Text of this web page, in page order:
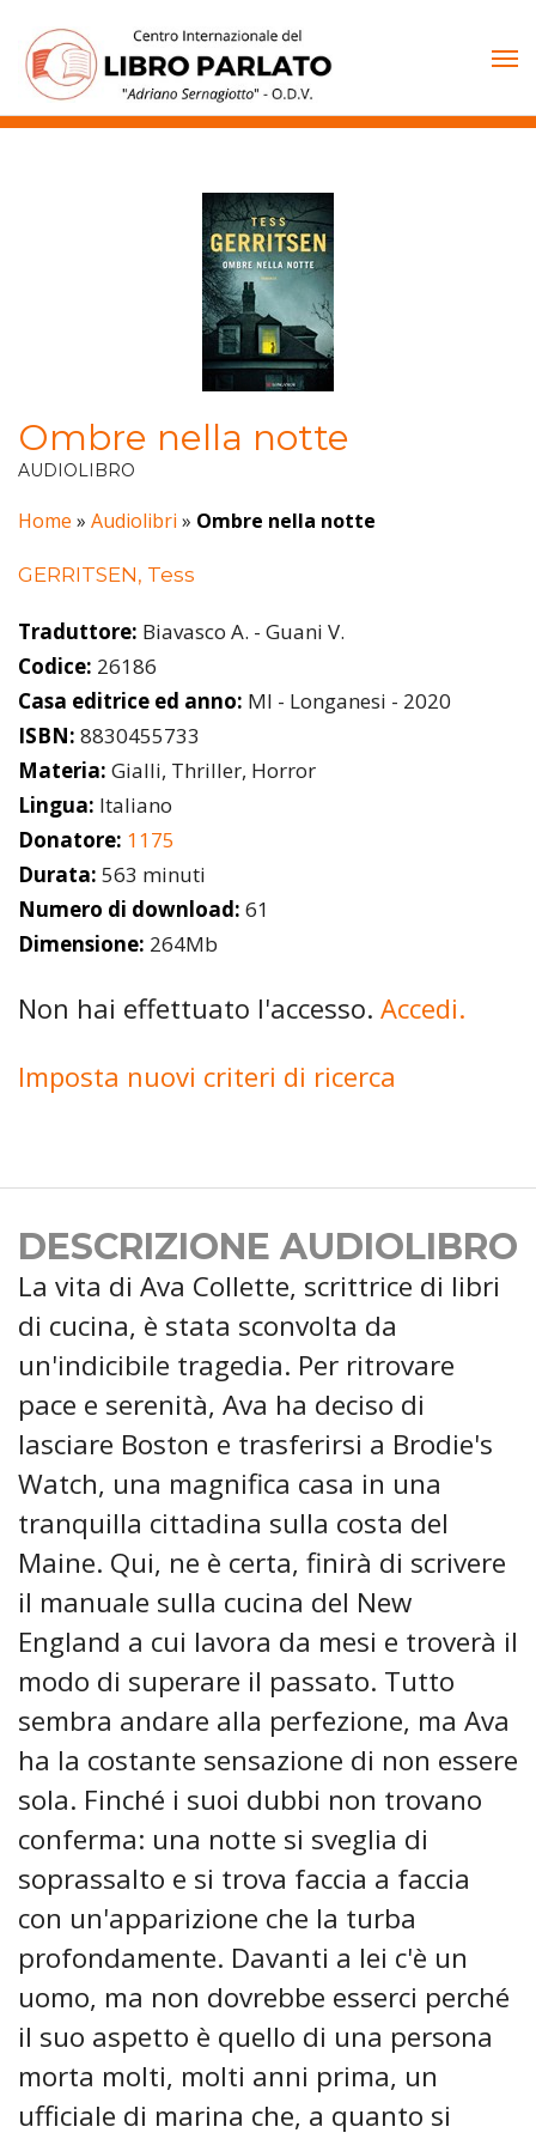
contenuto
Ombre nella notte
AUDIOLIBRO
Home » Audiolibri » Ombre nella notte
GERRITSEN, Tess
Traduttore: Biavasco A. - Guani V.
Codice: 26186
Casa editrice ed anno: MI - Longanesi - 2020
ISBN: 8830455733
Materia: Gialli, Thriller, Horror
Lingua: Italiano
Donatore: 1175
Durata: 563 minuti
Numero di download: 61
Dimensione: 264Mb
Non hai effettuato l'accesso. Accedi.
Imposta nuovi criteri di ricerca
DESCRIZIONE AUDIOLIBRO
La vita di Ava Collette, scrittrice di libri
di cucina, è stata sconvolta da
un'indicibile tragedia. Per ritrovare
pace e serenità, Ava ha deciso di
lasciare Boston e trasferirsi a Brodie's
Watch, una magnifica casa in una
tranquilla cittadina sulla costa del
Maine. Qui, ne è certa, finirà di scrivere
il manuale sulla cucina del New
England a cui lavora da mesi e troverà il
modo di superare il passato. Tutto
sembra andare alla perfezione, ma Ava
ha la costante sensazione di non essere
sola. Finché i suoi dubbi non trovano
conferma: una notte si sveglia di
soprassalto e si trova faccia a faccia
con un'apparizione che la turba
profondamente. Davanti a lei c'è un
uomo, ma non dovrebbe esserci perché
il suo aspetto è quello di una persona
morta molti, molti anni prima, un
ufficiale di marina che, a quanto si